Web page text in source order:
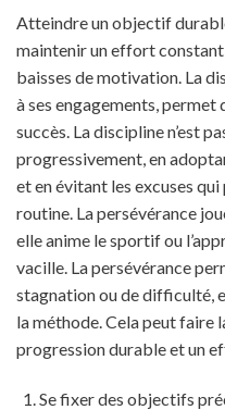
Atteindre un objectif
maintenir un effort
baisses de motivation. La
à ses engagements,
succès. La discipline n’est
progressivement, en
et en évitant les excuses
routine. La persévérance
elle anime le sportif ou
vacille. La persévérance
stagnation ou de difficulté,
la méthode. Cela peut faire
progression durable et un
Se fixer des objectifs